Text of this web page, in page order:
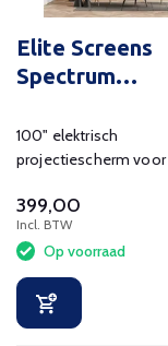
Elite Screens
Spectrum
100" elektrisch
projectiescherm
met 15 cm blackdrop
399,00
Incl. BTW
Op voorraad